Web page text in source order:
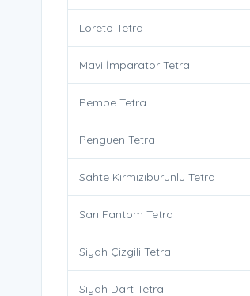
Loreto Tetra
Mavi İmparator Tetra
Pembe Tetra
Penguen Tetra
Sahte Kırmızıburunlu Tetra
Sarı Fantom Tetra
Siyah Çizgili Tetra
Siyah Dart Tetra